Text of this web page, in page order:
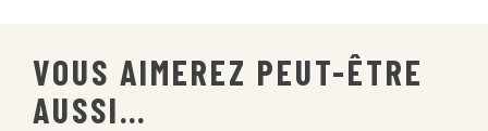
RÉGULIÈRE
VOUS AIMEREZ PEUT-ÊTRE
AUSSI…